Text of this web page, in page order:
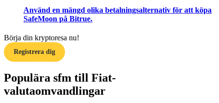
Tjäna
Använd en mängd olika betalningsalternativ för att köpa
SafeMoon på Bitrue.
Börja din kryptoresa nu!
Registrera dig
Populära sfm till Fiat-
valutaomvandlingar